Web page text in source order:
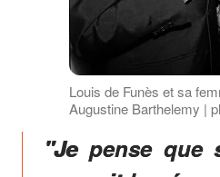
Louis de Funès et sa
Augustine Barthelemy |
"Je pense que